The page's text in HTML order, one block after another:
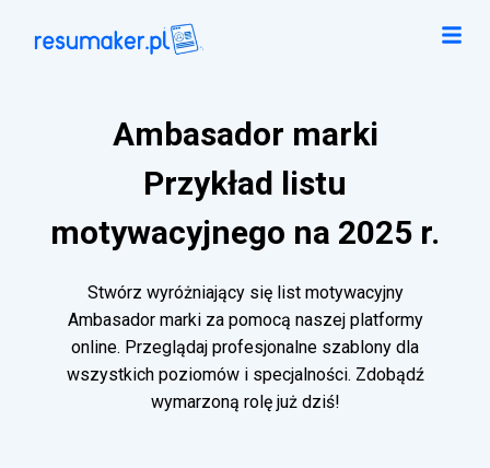
Ambasador marki
Przykład listu
motywacyjnego na 2025 r.
Stwórz wyróżniający się list motywacyjny
Ambasador marki za pomocą naszej platformy
online. Przeglądaj profesjonalne szablony dla
wszystkich poziomów i specjalności. Zdobądź
wymarzoną rolę już dziś!